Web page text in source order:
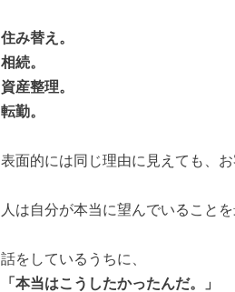
住み替え。
相続。
資産整理。
転勤。
表面的には同じ理由に見えても、
人は自分が本当に望んでいること
話をしているうちに、
「本当はこうしたかったんだ。」